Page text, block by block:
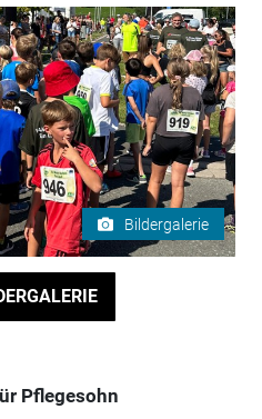
Bildergalerie
Pflegesohn